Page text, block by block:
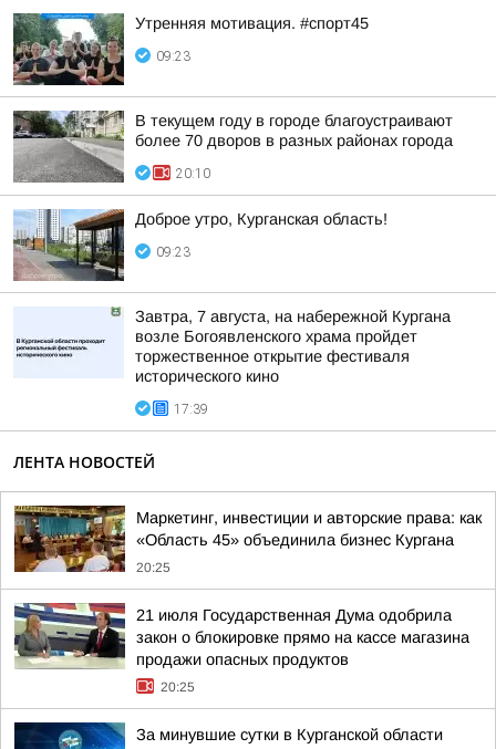
Утренняя мотивация. #спорт45
09:23
В текущем году в городе благоустраивают
более 70 дворов в разных районах города
20:10
Доброе утро, Курганская область!
09:23
Завтра, 7 августа, на набережной Кургана
возле Богоявленского храма пройдет
торжественное открытие фестиваля
исторического кино
17:39
ЛЕНТА НОВОСТЕЙ
Маркетинг, инвестиции и авторские права: как
«Область 45» объединила бизнес Кургана
20:25
21 июля Государственная Дума одобрила
закон о блокировке прямо на кассе магазина
продажи опасных продуктов
20:25
За минувшие сутки в Курганской области